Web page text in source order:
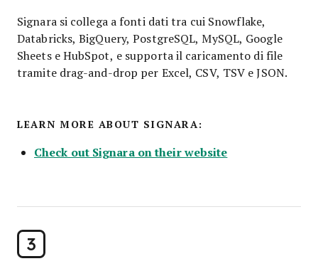
Signara si collega a fonti dati tra cui Snowflake,
Databricks, BigQuery, PostgreSQL, MySQL, Google
Sheets e HubSpot, e supporta il caricamento di file
tramite drag-and-drop per Excel, CSV, TSV e JSON.
LEARN MORE ABOUT SIGNARA:
Check out Signara on their website
3